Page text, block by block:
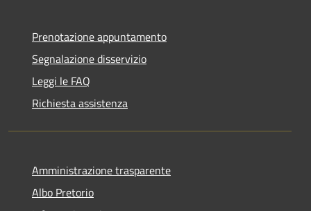
Prenotazione appuntamento
Segnalazione disservizio
Leggi le FAQ
Richiesta assistenza
Amministrazione trasparente
Albo Pretorio